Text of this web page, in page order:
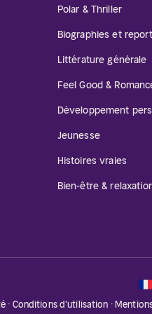
Polar & Thriller
Biographies et
Littérature générale
Feel Good &
Développement
Jeunesse
Histoires vraies
Bien-être &
🇫🇷
· Conditions d'utilisation ·